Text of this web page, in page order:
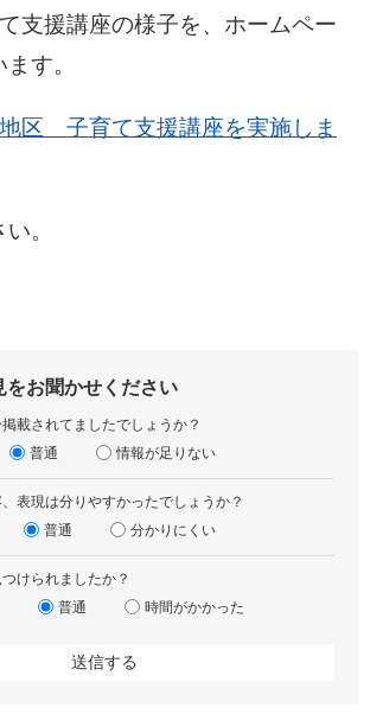
支援講座の様子を、ホームペー
す。
区 子育て支援講座を実施しま
。
をお聞かせください
載されてましたでしょうか？
普通 情報が足りない
表現は分りやすかったでしょうか？
普通 分かりにくい
けられましたか？
普通 時間がかかった